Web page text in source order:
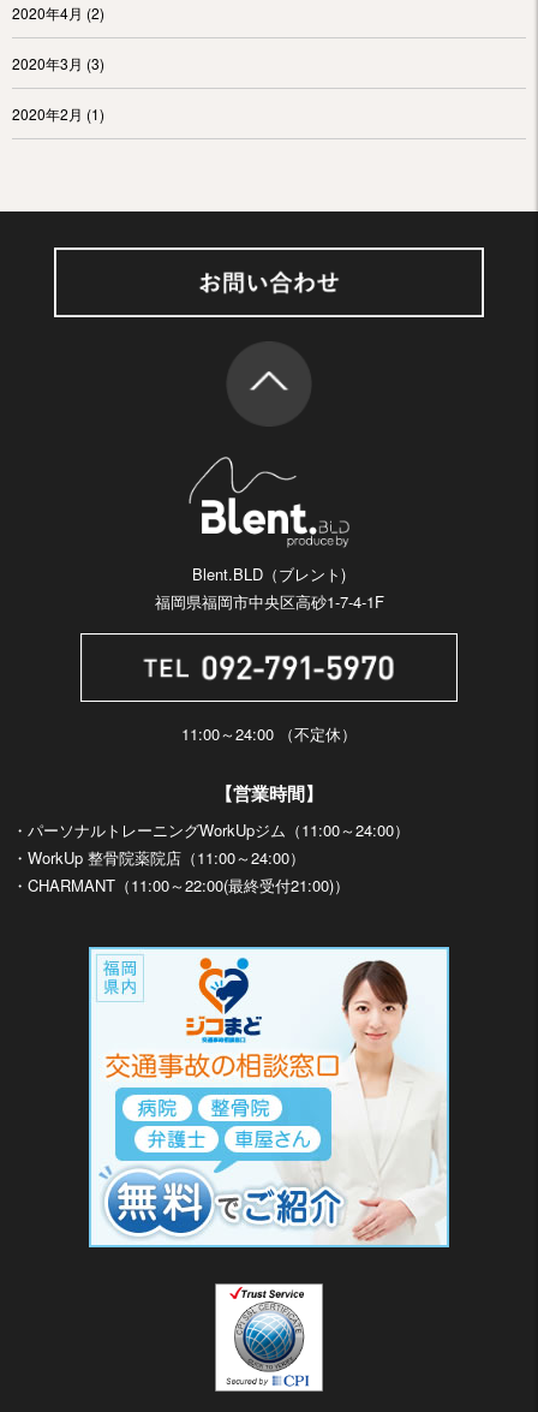
2020年4月 (2)
2020年3月 (3)
2020年2月 (1)
Blent.BLD（ブレント)
福岡県福岡市中央区高砂1-7-4-1F
11:00～24:00 （不定休）
【営業時間】
・パーソナルトレーニングWorkUpジム（11:00～24:00）
・WorkUp 整骨院薬院店（11:00～24:00）
・CHARMANT（11:00～22:00(最終受付21:00)）